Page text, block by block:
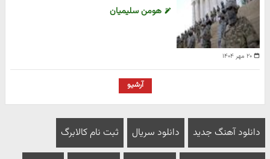
۲۰ مهر ۱۴۰۴
هومن سلیمیان
آرشیو
دانلود آهنگ جدید دانلود سریال ثبت نام کالابرگ